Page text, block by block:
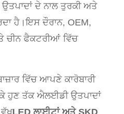
ਦੇ ਨਾਲ ਤੁਰਕੀ ਅਤੇ
ਹੈ।ਇਸ ਦੌਰਾਨ, OEM,
ਚੀਨ ਫੈਕਟਰੀਆਂ ਵਿੱਚ
ਵਿੱਚ ਆਪਣੇ ਕਾਰੋਬਾਰੀ
ਹੁਣ ਤੱਕ ਐਲਈਡੀ ਉਤਪਾਦਾਂ
LED ਲਾਈਟਾਂ ਅਤੇ SKD